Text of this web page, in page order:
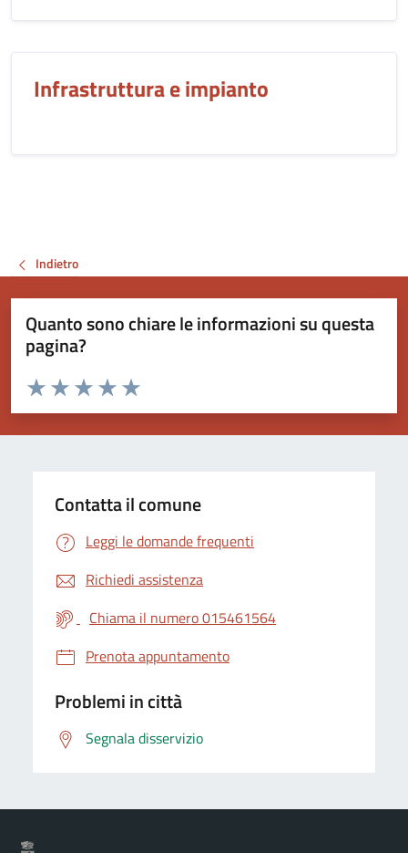
Infrastruttura e impianto
Indietro
Quanto sono chiare le informazioni su questa
pagina?
Valuta da 1 a 5 stelle la pagina
Valuta 5 stelle su 5
Valuta 4 stelle su 5
Valuta 3 stelle su 5
Valuta 2 stelle su 5
Valuta 1 stelle su 5
Contatta il comune
Leggi le domande frequenti
Richiedi assistenza
Chiama il numero 015461564
Prenota appuntamento
Problemi in città
Segnala disservizio